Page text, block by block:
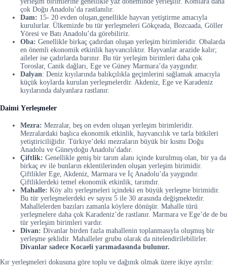
çok Doğu Anadolu’da rastlanılır.
Dam: 15- 20 evden oluşan,genellikle hayvan yetiştirme amacıyla
kurulurlar. Ülkemizde bu tür yerleşmeleri Gökçeada, Bozcaada, Göller
Yöresi ve Batı Anadolu’da görebiliriz.
Oba: Genellikle birkaç çadırdan oluşan yerleşim birimleridir. Obalarda
en önemli ekonomik etkinlik hayvancılıktır. Hayvanlar arazide kalır;
aileler ise çadırlarda barınır. Bu tür yerleşim birimleri daha çok
Toroslar, Canik dağları, Ege ve Güney Marmara’da yaygındır.
Dalyan: Deniz kıyılarında balıkçılıkla geçimlerini sağlamak amacıyla
küçük koylarda kurulan yerleşmelerdir. Akdeniz, Ege ve Karadeniz
kıyılarında dalyanlara rastlanır.
Daimi Yerleşmeler
Mezra: Mezralar, beş on evden oluşan yerleşim birimleridir.
Mezralardaki başlıca ekonomik etkinlik, hayvancılık ve tarla bitkileri
yetiştiriciliğidir. Türkiye’deki mezraların büyük bir kısmı Doğu
Anadolu ve Güneydoğu Anadolu’dadır.
Çiftlik: Genellikle geniş bir tarım alanı içinde kurulmuş olan, bir ya da
birkaç ev ile bunların eklentilerinden oluşan yerleşim birimidir.
Çiftlikler Ege, Akdeniz, Marmara ve İç Anadolu’da yaygındır.
Çiftliklerdeki temel ekonomik etkinlik, tarımdır.
Mahalle: Köy altı yerleşmeleri içindeki en büyük yerleşme birimidir.
Bu tür yerleşmelerdeki ev sayısı 5 ile 30 arasında değişmektedir.
Mahallelerden bazıları zamanla köylere dönüşür. Mahalle türü
yerleşmelere daha çok Karadeniz’de rastlanır. Marmara ve Ege’de de bu
tür yerleşim birimleri vardır.
Divan: Divanlar birden fazla mahallenin toplanmasıyla oluşmuş bir
yerleşme şeklidir. Mahalleler grubu olarak da nitelendirilebilirler.
Divanlar sadece Kocaeli yarımadasında bulunur.
Kır yerleşmeleri dokusuna göre toplu ve dağınık olmak üzere ikiye ayrılır: